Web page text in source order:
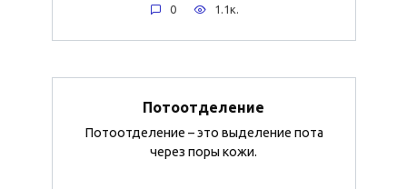
0 1.1к.
Потоотделение
Потоотделение – это выделение пота
через поры кожи.